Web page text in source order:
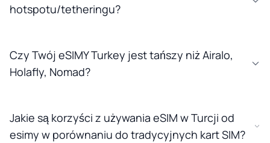
hotspotu/tetheringu?
Czy Twój eSIMY Turkey jest tańszy niż Airalo,
Holafly, Nomad?
Jakie są korzyści z używania eSIM w Turcji od
esimy w porównaniu do tradycyjnych kart SIM?